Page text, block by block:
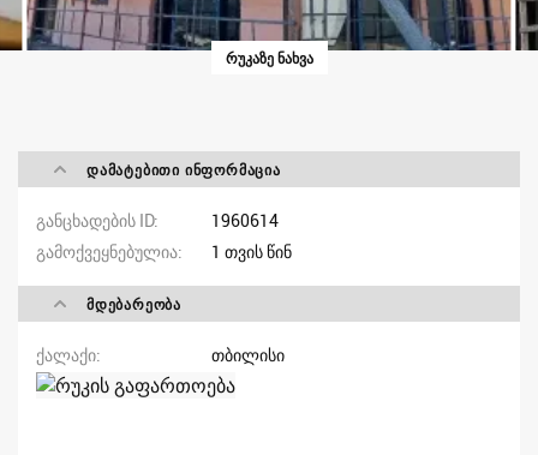
ᲠᲣᲙᲐᲖᲔ ᲜᲐᲮᲕᲐ
ᲓᲐᲛᲐᲢᲔᲑᲘᲗᲘ ᲘᲜᲤᲝᲠᲛᲐᲪᲘᲐ
განცხადების ID
1960614
გამოქვეყნებულია
1 თვის წინ
ᲛᲓᲔᲑᲐᲠᲔᲝᲑᲐ
ქალაქი თბილისი